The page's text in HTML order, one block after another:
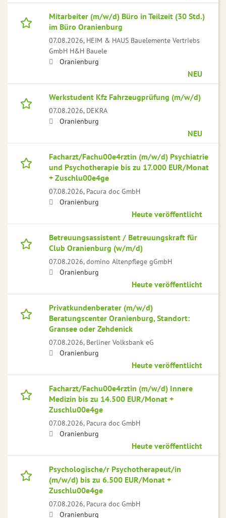
Mitarbeiter (m/w/d) Büro in Teilzeit (30 Std.)
im Büro Oranienburg
07.08.2026, HEIM & HAUS Bauelemente Vertriebs
GmbH H&H Bauele
Oranienburg
NEU
Werkstudent Kfz Fahrzeugprüfung (m/w/d)
07.08.2026, DEKRA
Oranienburg
NEU
Facharzt/Fachu00e4rztin (m/w/d) Psychiatrie
und Psychotherapie bis zu 17.000 EUR/Monat
+ Zuschlu00e4ge
07.08.2026, Pacura doc GmbH
Oranienburg
Heute veröffentlicht
Betreuungsassistent / Betreuungskraft für
Club Oranienburg (w/m/d)
07.08.2026,domino Altenpflege gGmbH
Oranienburg
Heute veröffentlicht
Privatkundenberater (m/w/d)
Beratungscenter Oranienburg, Standort:
Gransee oder Zehdenick
07.08.2026, Berliner Volksbank eG
Oranienburg
Heute veröffentlicht
Facharzt/Fachu00e4rztin (m/w/d) Innere
Medizin bis zu 14.500 EUR/Monat +
Zuschlu00e4ge
07.08.2026, Pacura doc GmbH
Oranienburg
Heute veröffentlicht
Psychologische/r Psychotherapeut/in
(m/w/d) bis zu 6.500 EUR/Monat +
Zuschlu00e4ge
07.08.2026, Pacura doc GmbH
Oranienburg